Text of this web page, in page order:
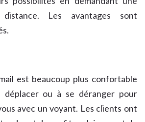
Les avantages sont
est beaucoup plus confortable
déplacer ou à se déranger pour
avec un voyant. Les clients ont